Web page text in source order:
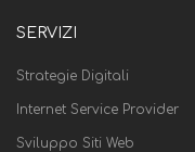
SERVIZI
Strategie Digitali
Internet Service Provider
Sviluppo Siti Web